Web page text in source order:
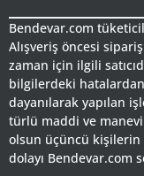
Bendevar.com
Alışveriş öncesi
zaman için ilgili
bilgilerdeki
dayanılarak yapılan
türlü maddi ve
olsun üçüncü
dolayı Bendevar.com